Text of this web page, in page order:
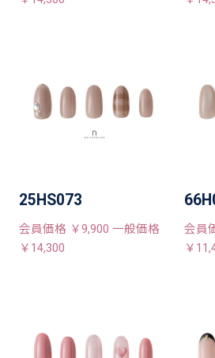
25HS073
会員価格 ￥9,900 一般価格
￥14,300
会員
￥